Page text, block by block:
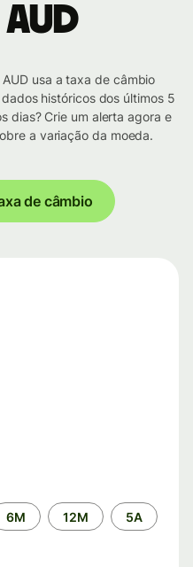
usa a taxa de câmbio
históricos dos últimos 5
dias? Crie um alerta agora e
a variação da moeda.
de câmbio
6M 12M 5A